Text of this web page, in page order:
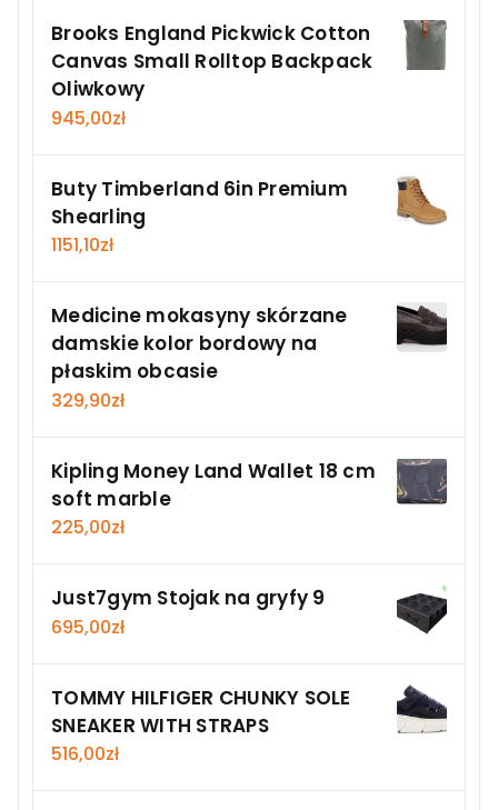
Brooks England Pickwick Cotton
Canvas Small Rolltop Backpack
Oliwkowy
945,00zł
Buty Timberland 6in Premium
Shearling
1151,10zł
Medicine mokasyny skórzane
damskie kolor bordowy na
płaskim obcasie
329,90zł
Kipling Money Land Wallet 18 cm
soft marble
225,00zł
Just7gym Stojak na gryfy 9
695,00zł
TOMMY HILFIGER CHUNKY SOLE
SNEAKER WITH STRAPS
516,00zł